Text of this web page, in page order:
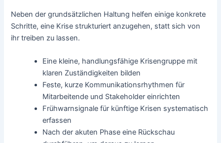
Neben der grundsätzlichen Haltung helfen einige konkrete
Schritte, eine Krise strukturiert anzugehen, statt sich von
ihr treiben zu lassen.
Eine kleine, handlungsfähige Krisengruppe mit
klaren Zuständigkeiten bilden
Feste, kurze Kommunikationsrhythmen für
Mitarbeitende und Stakeholder einrichten
Frühwarnsignale für künftige Krisen systematisch
erfassen
Nach der akuten Phase eine Rückschau